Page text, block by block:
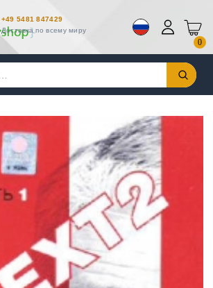
+49 5481 847429
Доставка по всему миру
0